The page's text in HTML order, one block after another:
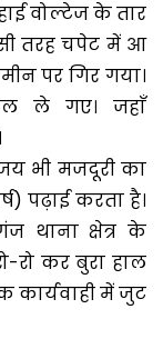
वोल्टेज के तार
तरह चपेट में आ
पर गिर गया।
ले गए। जहाँ
भी मजदूरी का
पढ़ाई करता है।
थाना क्षेत्र के
रो कर बुरा हाल
में जुट